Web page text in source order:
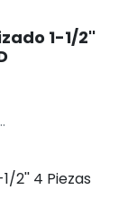
1-1/2''
2'' 4 Piezas